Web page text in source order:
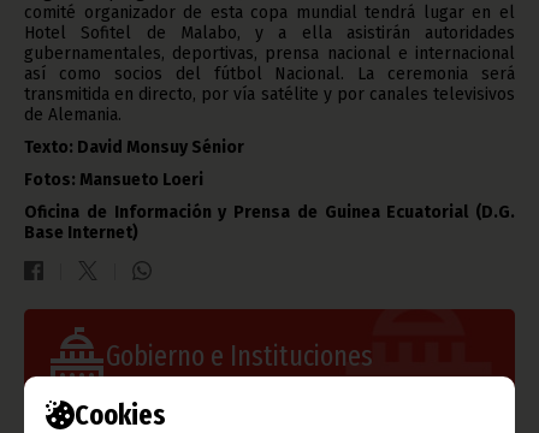
Cookies
comité organizador de esta copa mundial tendrá lugar en el
Hotel Sofitel de Malabo, y a ella asistirán autoridades
gubernamentales, deportivas, prensa nacional e internacional
así como socios del fútbol Nacional. La ceremonia será
transmitida en directo, por vía satélite y por canales televisivos
de Alemania.
Texto: David Monsuy Sénior
Fotos: Mansueto Loeri
Oficina de Información y Prensa de Guinea Ecuatorial (D.G.
Base Internet)
Gobierno e Instituciones